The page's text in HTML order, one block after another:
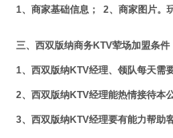
1、商家基础信息； 2、商家图片。
三、西双版纳商务KTV荤场加盟条件
1、西双版纳KTV经理、领队每天需
2、西双版纳KTV经理能热情接待本
3、西双版纳KTV经理要有能力帮助